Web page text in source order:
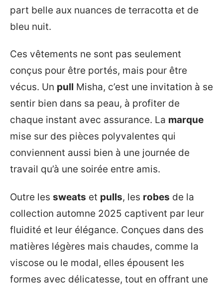
part belle aux nuances de terracotta et de
bleu nuit.
Ces vêtements ne sont pas seulement
conçus pour être portés, mais pour être
vécus. Un pull Misha, c’est une invitation à se
sentir bien dans sa peau, à profiter de
chaque instant avec assurance. La marque
mise sur des pièces polyvalentes qui
conviennent aussi bien à une journée de
travail qu’à une soirée entre amis.
Outre les sweats et pulls, les robes de la
collection automne 2025 captivent par leur
fluidité et leur élégance. Conçues dans des
matières légères mais chaudes, comme la
viscose ou le modal, elles épousent les
formes avec délicatesse, tout en offrant une